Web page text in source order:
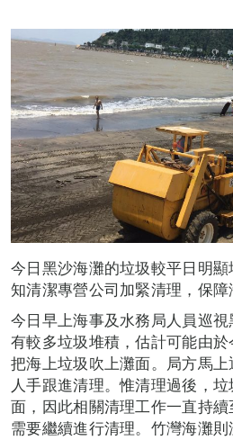
今日黑沙海灘的垃圾較平日明
知清潔專營公司加緊清理，保障
今日早上海事及水務局人員巡
有較多垃圾堆積，估計可能由於
把海上垃圾吹上灘面。局方馬
人手跟進清理。惟清理過後，
面，因此相關清理工作一直持
需要繼續進行清理。竹灣海灘則